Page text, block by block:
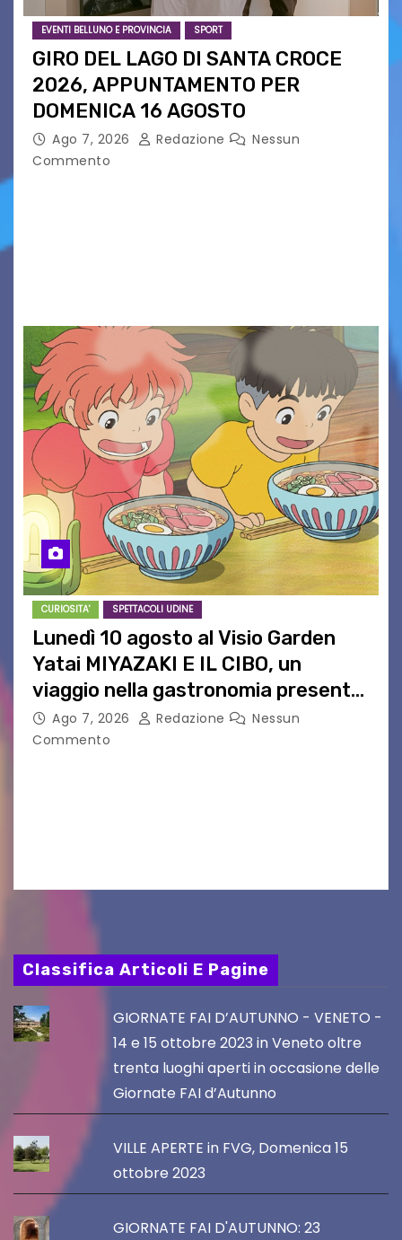
EVENTI BELLUNO E PROVINCIA SPORT
GIRO DEL LAGO DI SANTA CROCE
2026, APPUNTAMENTO PER
DOMENICA 16 AGOSTO
Ago 7, 2026 Redazione
Nessun
Commento
CURIOSITA' SPETTACOLI UDINE
Lunedì 10 agosto al Visio Garden
Yatai MIYAZAKI E IL CIBO, un
viaggio nella gastronomia presente
nei film di Hayao Miyazaki!
Ago 7, 2026 Redazione
Nessun
Commento
Classifica Articoli E Pagine
GIORNATE FAI D’AUTUNNO - VENETO -
14 e 15 ottobre 2023 in Veneto oltre
trenta luoghi aperti in occasione delle
Giornate FAI d’Autunno
VILLE APERTE in FVG, Domenica 15
ottobre 2023
GIORNATE FAI D'AUTUNNO: 23